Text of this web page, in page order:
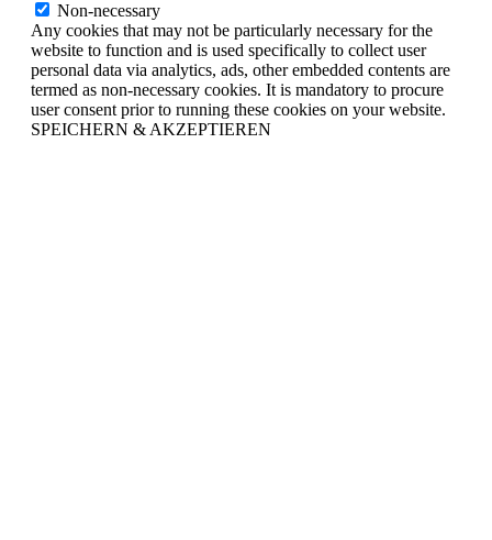
Non-necessary
Any cookies that may not be particularly necessary for the
website to function and is used specifically to collect user
personal data via analytics, ads, other embedded contents are
termed as non-necessary cookies. It is mandatory to procure
user consent prior to running these cookies on your website.
SPEICHERN & AKZEPTIEREN